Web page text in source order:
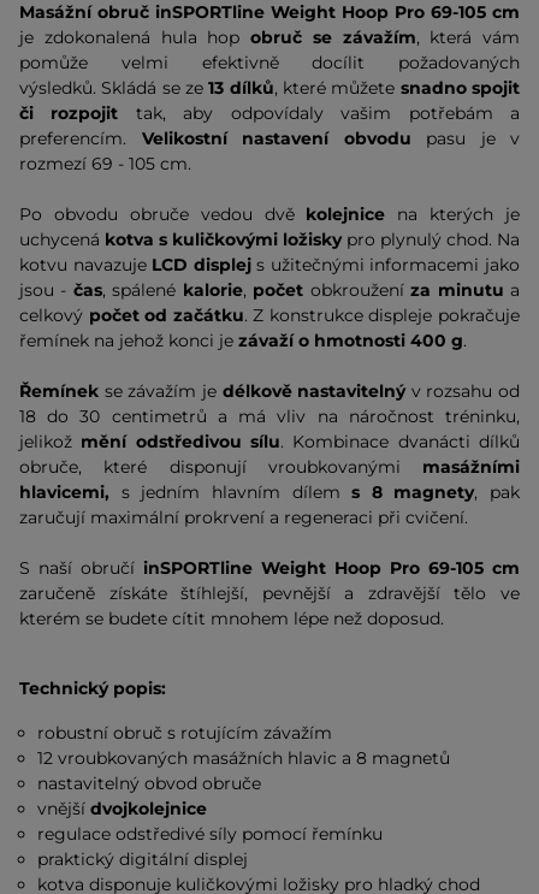
Masážní obruč inSPORTline Weight Hoop Pro 69-105 cm
je zdokonalená hula hop obruč se závažím, která vám
pomůže velmi efektivně docílit požadovaných
výsledků. Skládá se ze13 dílků, které můžete snadno spojit
či rozpojit tak, aby odpovídaly vašim potřebám a
preferencím. Velikostní nastavení obvodu pasu je v
rozmezí 69 - 105 cm.
Po obvodu obruče vedou dvě kolejnice na kterých je
uchycená kotva s kuličkovými ložiskypro plynulý chod. Na
kotvu navazuje LCD displejs užitečnými informacemi jako
jsou - čas, spálené kalorie, počet obkrouženíza minutu a
celkový počet od začátku. Z konstrukce displeje pokračuje
řemínek na jehož konci je závaží o hmotnosti 400 g.
Řemínek se závažím jedélkově nastavitelný v rozsahu od
18 do 30 centimetrů a má vliv na náročnost tréninku,
jelikož mění odstředivou sílu. Kombinace dvanácti dílků
obruče, které disponují vroubkovanými masážními
hlavicemi, s jedním hlavním dílems 8 magnety, pak
zaručují maximální prokrvení a regeneraci při cvičení.
S naší obručí inSPORTline Weight Hoop Pro 69-105 cm
zaručeně
získáte štíhlejší, pevnější a zdravější tělo ve
kterém se budete cítit mnohem lépe než doposud.
Technický popis:
robustní obruč s rotujícím závažím
12 vroubkovaných masážních hlavic a 8 magnetů
nastavitelný obvod obruče
vnějšídvojkolejnice
regulace odstředivé síly pomocí řemínku
praktický digitální displej
kotva disponuje kuličkovými ložisky pro hladký chod